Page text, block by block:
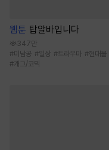
웹툰 탑알바입니다
347만
#미남공 #일상 #트라우마 #현대물
# 개그/코믹